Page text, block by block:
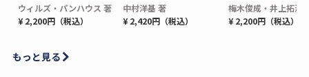
ウィルズ・パンハウス 著
¥ 2,200円（税込）
中村洋基 著
¥ 2,420円（税込）
梅木俊成・井上拓海
¥ 2,200円（税込）
もっと見る